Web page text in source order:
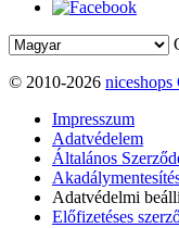
© 2010-2026 niceshops
Impresszum
Adatvédelem
Általános
Adatvédelmi
Előfizetéses